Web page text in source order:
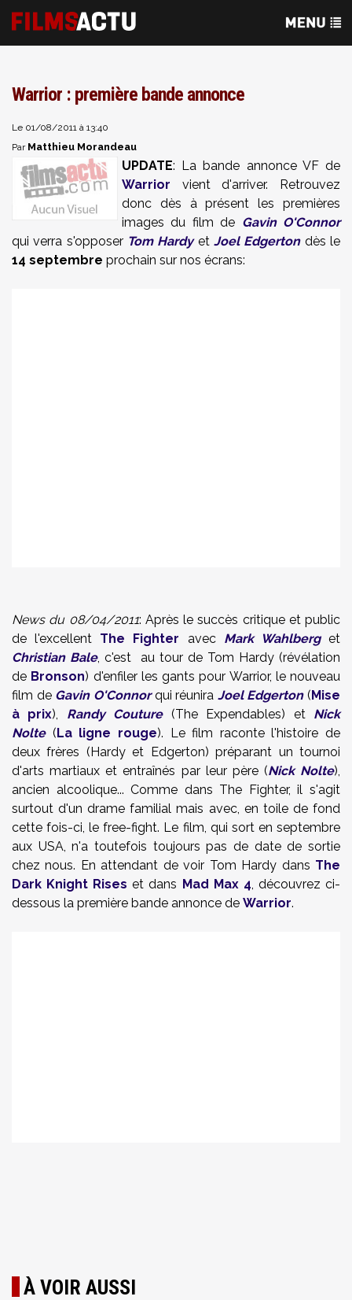
Warrior : première bande annonce
Le 01/08/2011 à 13:40
Par Matthieu Morandeau
UPDATE: La bande annonce VF de
Warrior vient d'arriver. Retrouvez
donc dès à présent les premières
images du film de Gavin O'Connor
qui verra s'opposer Tom HardyetJoel Edgertondès le
14 septembre prochain sur nos écrans:
News du 08/04/2011: Après le succès critique et public
de l'excellent The Fighter avec Mark Wahlberget
Christian Bale, c'est au tour de Tom Hardy (révélation
de Bronson) d'enfiler les gants pour Warrior, le nouveau
film de Gavin O'Connorqui réunira Joel Edgerton(Mise
à prix), Randy Couture(The Expendables) et Nick
Nolte(La ligne rouge). Le film raconte l'histoire de
deux frères (Hardy et Edgerton) préparant un tournoi
d'arts martiaux et entraînés par leur père (Nick Nolte),
ancien alcoolique... Comme dans The Fighter, il s'agit
surtout d'un drame familial mais avec, en toile de fond
cette fois-ci, le free-fight. Le film, qui sort en septembre
aux USA, n'a toutefois toujours pas de date de sortie
chez nous. En attendant de voir Tom Hardy dans The
Dark Knight Rises et dans Mad Max 4, découvrez ci-
dessous la première bande annonce de Warrior.
À VOIR AUSSI